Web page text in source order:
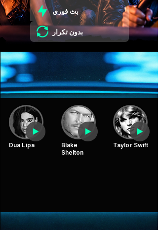
بث فوري
بدون تكرار
Dua Lipa
Blake
Shelton
Taylor Swift